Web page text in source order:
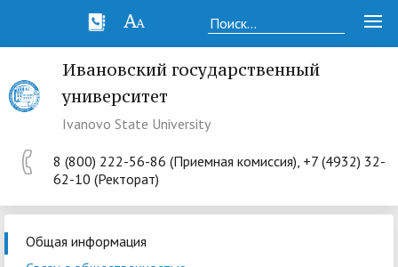
Ивановский государственный
университет
Ivanovo State University
8 (800) 222-56-86 (Приемная комиссия), +7 (4932) 32-
62-10 (Ректорат)
Общая информация